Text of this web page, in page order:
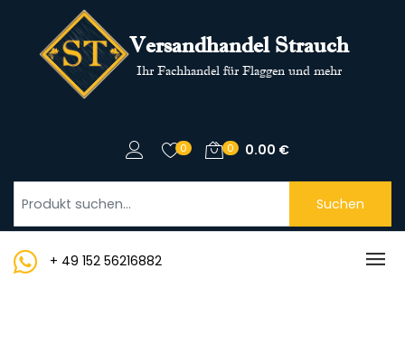
Versandhandel Strauch
Ihr Fachhandel für Flaggen und mehr
0 0 0.00 €
Suchen
+ 49 152 56216882